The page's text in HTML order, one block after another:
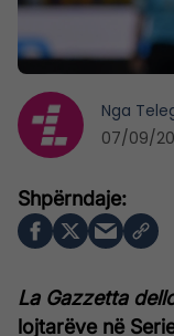
La Gazzetta
lojtarëve në
Nga
07/09/